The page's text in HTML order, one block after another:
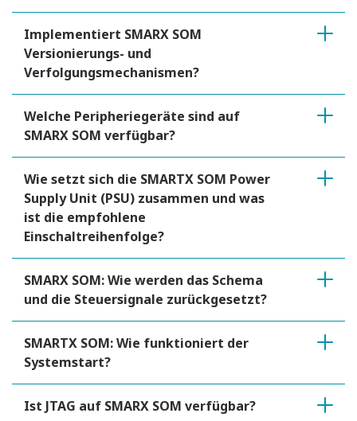
Implementiert SMARX SOM
Versionierungs- und
Verfolgungsmechanismen?
Welche Peripheriegeräte sind auf
SMARX SOM verfügbar?
Wie setzt sich die SMARTX SOM Power
Supply Unit (PSU) zusammen und was
ist die empfohlene
Einschaltreihenfolge?
SMARX SOM: Wie werden das Schema
und die Steuersignale zurückgesetzt?
SMARTX SOM: Wie funktioniert der
Systemstart?
Ist JTAG auf SMARX SOM verfügbar?